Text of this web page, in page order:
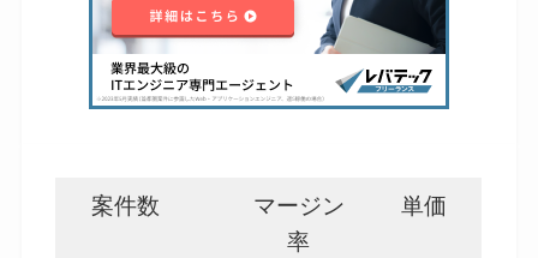
案件数
マージン
率
単価